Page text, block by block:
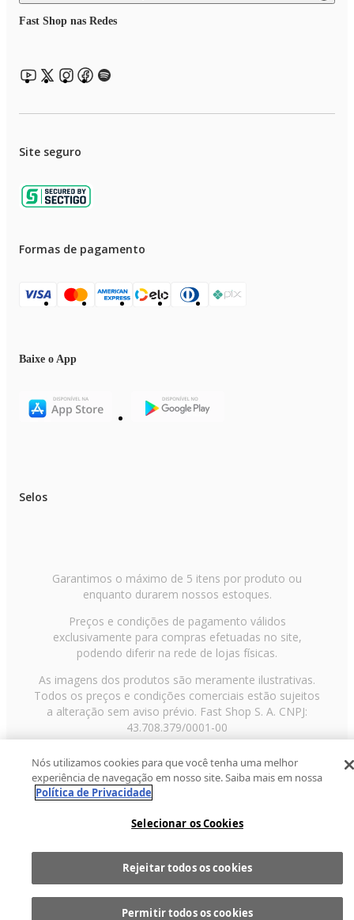
Comprar
Fast Shop nas Redes
Site seguro
Formas de pagamento
Baixe o App
Selos
Garantimos o máximo de 5 itens por produto ou
enquanto durarem nossos estoques.
Preços e condições de pagamento válidos
exclusivamente para compras efetuadas no site,
podendo diferir na rede de lojas físicas.
As imagens dos produtos são meramente ilustrativas.
Todos os preços e condições comerciais estão sujeitos
a alteração sem aviso prévio. Fast Shop S. A. CNPJ:
43.708.379/0001-00
Paulo/SP, CEP 02029-001, Telefone: 11 3003-3728 ©
2013 Fast Shop - Todos os direitos reservadosRF
Nós utilizamos cookies para que você tenha uma melhor
experiência de navegação em nosso site. Saiba mais em nossa
Política de Privacidade
Selecionar os Cookies
Rejeitar todos os cookies
Permitir todos os cookies